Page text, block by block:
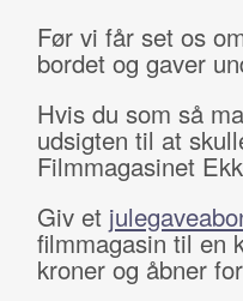
Før vi får set os
bordet og gaver
Hvis du som så
udsigten til at
Filmmagasinet
Giv et
filmmagasin til en
kroner og åbner